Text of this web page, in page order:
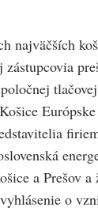
najväčších
a Prešov
o